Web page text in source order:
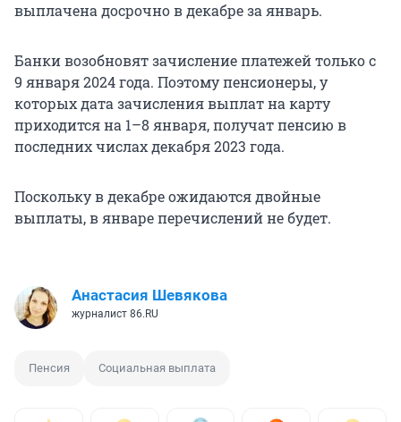
выплачена досрочно в декабре за январь.
Банки возобновят зачисление платежей только с
9 января 2024 года. Поэтому пенсионеры, у
которых дата зачисления выплат на карту
приходится на 1–8 января, получат пенсию в
последних числах декабря 2023 года.
Поскольку в декабре ожидаются двойные
выплаты, в январе перечислений не будет.
Анастасия Шевякова
журналист 86.RU
Пенсия Социальная выплата